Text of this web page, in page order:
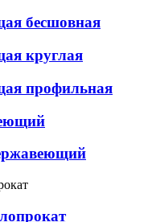
бесшовная
круглая
профильная